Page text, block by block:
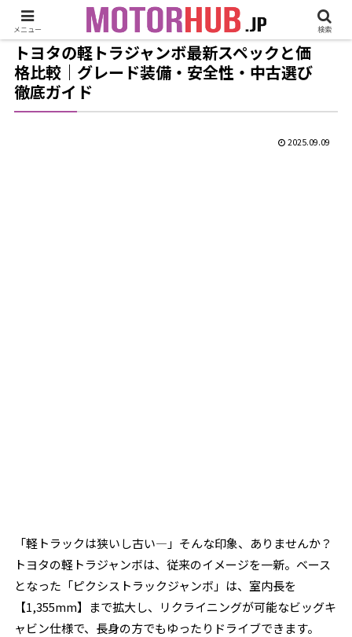
トヨタの軽トラジャンボ最新スペックと価
格比較｜グレード装備・安全性・中古選び
徹底ガイド
2025.09.09
「軽トラックは狭いし古い―」そんな印象、ありませんか？
トヨタの軽トラジャンボは、従来のイメージを一新。ベース
となった「ピクシストラックジャンボ」は、室内長を
【1,355mm】まで拡大し、リクライニングが可能なビッグキ
ャビン仕様で、長身の方でもゆったりドライブできます。
メニュー 検索